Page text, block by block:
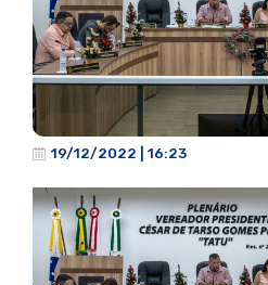
19/12/2022 | 16:23